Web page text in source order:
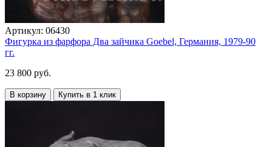
Артикул: 06430
Фигурка из фарфора Два зайчика Goebel, Германия, 1979-90
гг.
23 800 руб.
В корзину Купить в 1 клик